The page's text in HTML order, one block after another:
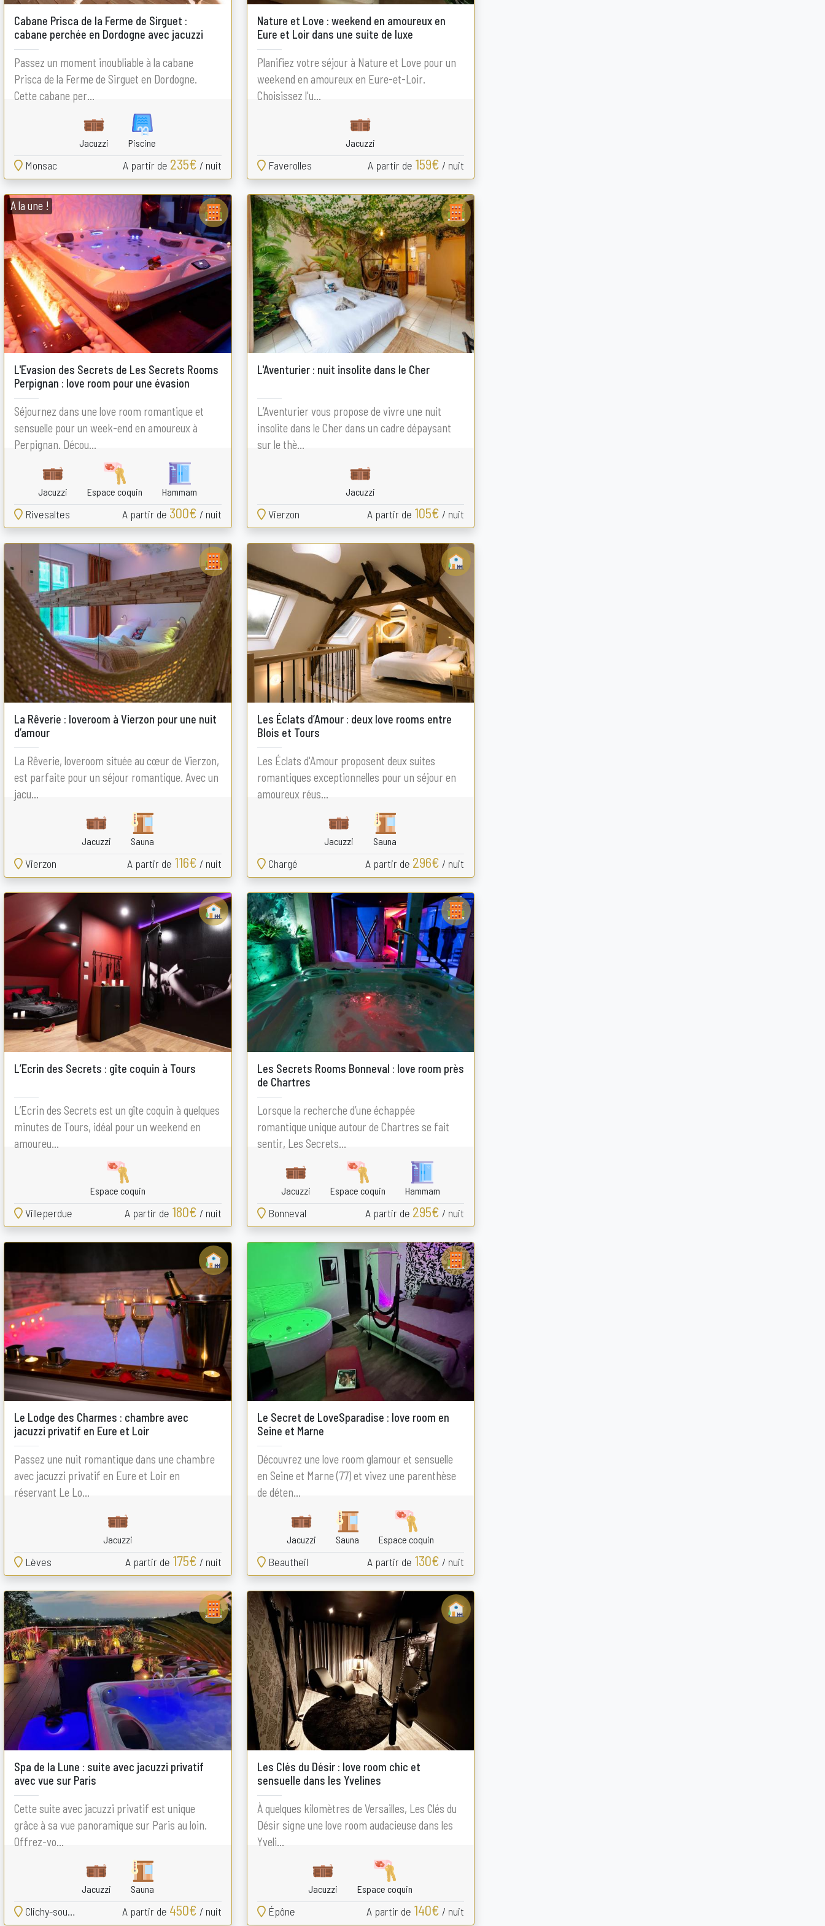
Cabane Prisca de la Ferme de Sirguet :
cabane perchée en Dordogne avec jacuzzi
privatif
Passez un moment inoubliable à la cabane
Prisca de la Ferme de Sirguet en Dordogne.
Cette cabane per...
Jacuzzi Piscine
Monsac A partir de 235€ / nuit
Nature et Love : weekend en amoureux en
Eure et Loir dans une suite de luxe
Planifiez votre séjour à Nature et Love pour un
weekend en amoureux en Eure-et-Loir.
Choisissez l'u...
Jacuzzi
Faverolles A partir de 159€ / nuit
L'Evasion des Secrets de Les Secrets Rooms
Perpignan : love room pour une évasion
sensuelle
A la une !
Séjournez dans une love room romantique et
sensuelle pour un week-end en amoureux à
Perpignan. Décou...
Jacuzzi Espace coquin Hammam
Rivesaltes A partir de 300€ / nuit
L'Aventurier : nuit insolite dans le Cher
L’Aventurier vous propose de vivre une nuit
insolite dans le Cher dans un cadre dépaysant
sur le thè...
Jacuzzi
Vierzon A partir de 105€ / nuit
La Rêverie : loveroom à Vierzon pour une nuit
d’amour
La Rêverie, loveroom située au cœur de Vierzon,
est parfaite pour un séjour romantique. Avec un
jacu...
Jacuzzi Sauna
Vierzon A partir de 116€ / nuit
Les Éclats d’Amour : deux love rooms entre
Blois et Tours
Les Éclats d'Amour proposent deux suites
romantiques exceptionnelles pour un séjour en
amoureux réus...
Jacuzzi Sauna
Chargé A partir de 296€ / nuit
L’Ecrin des Secrets : gîte coquin à Tours
L’Ecrin des Secrets est un gîte coquin à quelques
minutes de Tours, idéal pour un weekend en
amoureu...
Espace coquin
Villeperdue A partir de 180€ / nuit
Les Secrets Rooms Bonneval : love room près
de Chartres
Lorsque la recherche d’une échappée
romantique unique autour de Chartres se fait
sentir, Les Secrets...
Jacuzzi Espace coquin Hammam
Bonneval A partir de 295€ / nuit
Le Lodge des Charmes : chambre avec
jacuzzi privatif en Eure et Loir
Passez une nuit romantique dans une chambre
avec jacuzzi privatif en Eure et Loir en
réservant Le Lo...
Jacuzzi
Lèves A partir de 175€ / nuit
Le Secret de LoveSparadise : love room en
Seine et Marne
Découvrez une love room glamour et sensuelle
en Seine et Marne (77) et vivez une parenthèse
de déten...
Jacuzzi Sauna Espace coquin
Beautheil A partir de 130€ / nuit
Spa de la Lune : suite avec jacuzzi privatif
avec vue sur Paris
Cette suite avec jacuzzi privatif est unique
grâce à sa vue panoramique sur Paris au loin.
Offrez-vo...
Jacuzzi Sauna
Clichy-sous-Bois A partir de 450€ / nuit
Les Clés du Désir : love room chic et
sensuelle dans les Yvelines
À quelques kilomètres de Versailles, Les Clés du
Désir signe une love room audacieuse dans les
Yveli...
Jacuzzi Espace coquin
Épône A partir de 140€ / nuit